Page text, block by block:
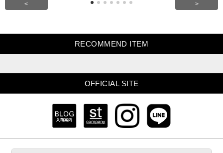
< >
RECOMMEND ITEM
OFFICIAL SITE